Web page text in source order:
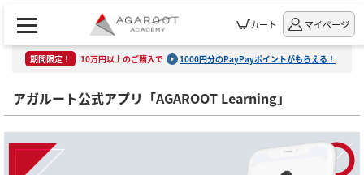
カート マイページ
期間限定！ 10万円以上のご購入で 1000円分のPayPayポイントがもらえる！
アガルート公式アプリ「AGAROOT Learning」